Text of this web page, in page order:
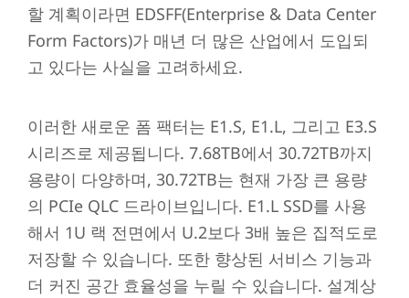
할 계획이라면 EDSFF(Enterprise & Data Center
Form Factors)가 매년 더 많은 산업에서 도입되
고 있다는 사실을 고려하세요.
이러한 새로운 폼 팩터는 E1.S, E1.L, 그리고 E3.S
시리즈로 제공됩니다. 7.68TB에서 30.72TB까지
용량이 다양하며, 30.72TB는 현재 가장 큰 용량
의 PCIe QLC 드라이브입니다. E1.L SSD를 사용
해서 1U 랙 전면에서 U.2보다 3배 높은 집적도로
저장할 수 있습니다. 또한 향상된 서비스 기능과
더 커진 공간 효율성을 누릴 수 있습니다. 설계상